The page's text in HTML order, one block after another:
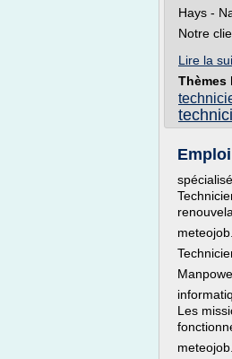
Hays -
Notre
Lire la
Thèmes
Les